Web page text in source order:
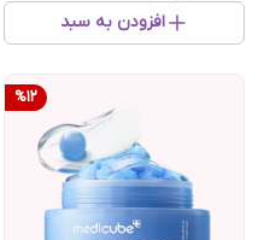
افزودن به سبد
%12